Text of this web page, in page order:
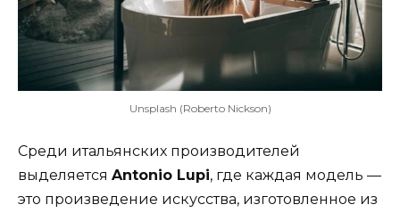
Unsplash (Roberto Nickson)
Среди итальянских производителей
выделяется Antonio Lupi, где каждая модель —
это произведение искусства, изготовленное из